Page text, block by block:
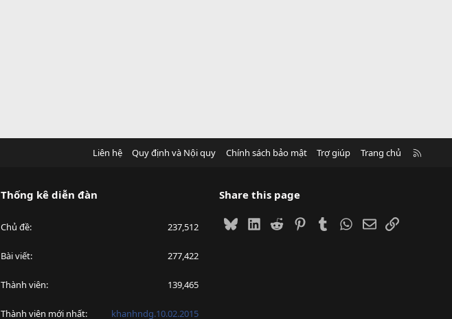
Liên hệ Quy định và Nội quy Chính sách bảo mật Trợ giúp Trang chủ
Thống kê diễn đàn
Chủ đề 237,512
Bài viết 277,422
Thành viên 139,465
Thành viên mới nhất khanhndg.10.02.2015
Share this page
BlueskyLinkedIn
Reddit PinterestTumblrWhatsApp
EmailLink